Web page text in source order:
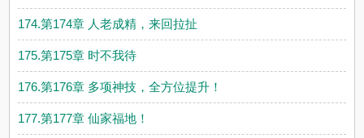
174.第174章 人老成精，来回拉扯
175.第175章 时不我待
176.第176章 多项神技，全方位提升！
177.第177章 仙家福地！